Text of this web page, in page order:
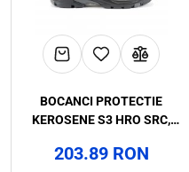
BOCANCI PROTECTIE
KEROSENE S3 HRO SRC,
203.89 RON